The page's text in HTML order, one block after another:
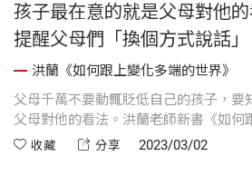
孩子最在意的就是父母對他
提醒父母們「換個方式說話」
洪蘭《如何跟上變化多端的世界》
父母千萬不要動輒貶低自己的孩子，要
父母對他的看法。洪蘭老師新書《如何
界》，從「教之聲」、「養之思」、「
收藏 分享 2023/03/02